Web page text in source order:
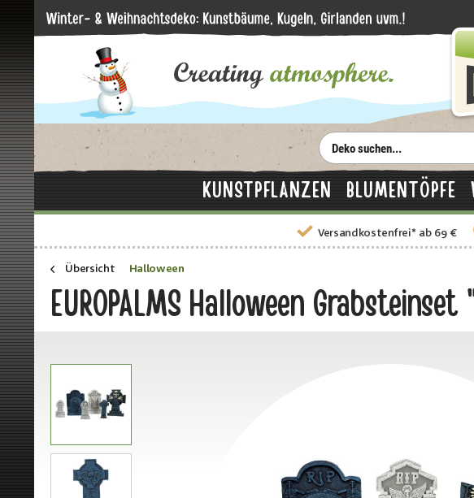
KUNSTPFLANZEN BLUMENTÖPFE
Versandkostenfrei* ab 69 €
Übersicht Halloween
EUROPALMS Halloween